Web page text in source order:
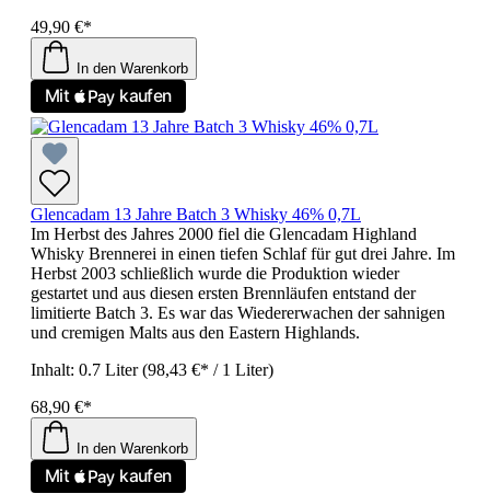
49,90 €*
In den Warenkorb
Glencadam 13 Jahre Batch 3 Whisky 46% 0,7L
Im Herbst des Jahres 2000 fiel die Glencadam Highland
Whisky Brennerei in einen tiefen Schlaf für gut drei Jahre. Im
Herbst 2003 schließlich wurde die Produktion wieder
gestartet und aus diesen ersten Brennläufen entstand der
limitierte Batch 3. Es war das Wiedererwachen der sahnigen
und cremigen Malts aus den Eastern Highlands.
Inhalt: 0.7 Liter(98,43 €* / 1 Liter)
68,90 €*
In den Warenkorb